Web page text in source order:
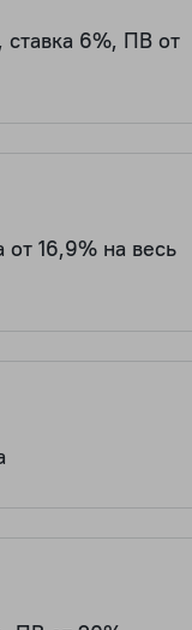
6%, ПВ от
от 16,9% на весь